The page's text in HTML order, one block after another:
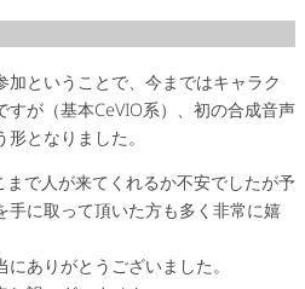
ということで、今まではキャラク
すが（基本CeVIO系）、初の合成音声
となりました。
で人が来てくれるか不安でしたが予
手に取って頂いた方も多く非常に嬉
ありがとうございました。